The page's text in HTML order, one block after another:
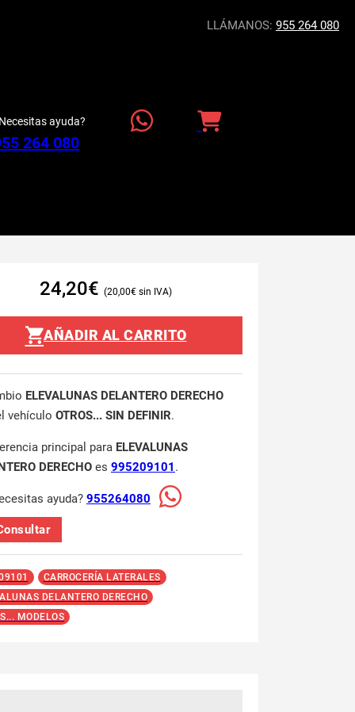
LLÁMANOS: 955 264 080
ayuda?
264 080
24,20€ 20,00€
AÑADIR AL CARRITO
ELEVALUNAS DELANTERO DERECHO
vehículo OTROS... SIN DEFINIR.
principal para ELEVALUNAS
DERECHO es 995209101 .
ayuda? 955264080
CARROCERÍA LATERALES
DELANTERO DERECHO
MODELOS